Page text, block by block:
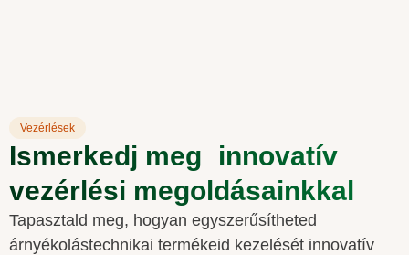
Vezérlések
Ismerkedj meg innovatív
vezérlési megoldásainkkal
Tapasztald meg, hogyan egyszerűsítheted
árnyékolástechnikai termékeid kezelését innovatív